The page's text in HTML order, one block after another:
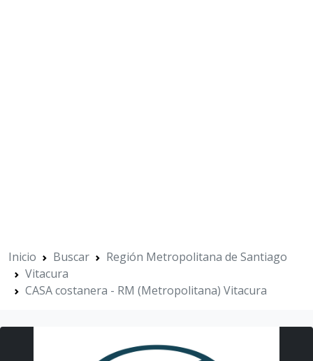
Inicio Buscar
Región Metropolitana de Santiago
Vitacura
CASA costanera - RM (Metropolitana) Vitacura